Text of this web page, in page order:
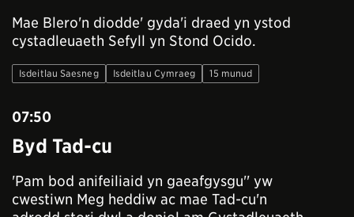
Mae Blero'n diodde' gyda'i draed yn ystod
cystadleuaeth Sefyll yn Stond Ocido.
Isdeitlau Saesneg Isdeitlau Cymraeg 15 munud
07:50
Byd Tad-cu
'Pam bod anifeiliaid yn gaeafgysgu'' yw
cwestiwn Meg heddiw ac mae Tad-cu'n